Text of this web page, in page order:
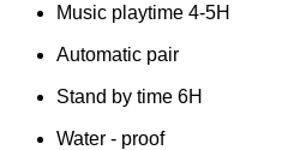
Music playtime 4-5H
Automatic pair
Stand by time 6H
Water - proof